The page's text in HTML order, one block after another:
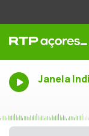
Janela